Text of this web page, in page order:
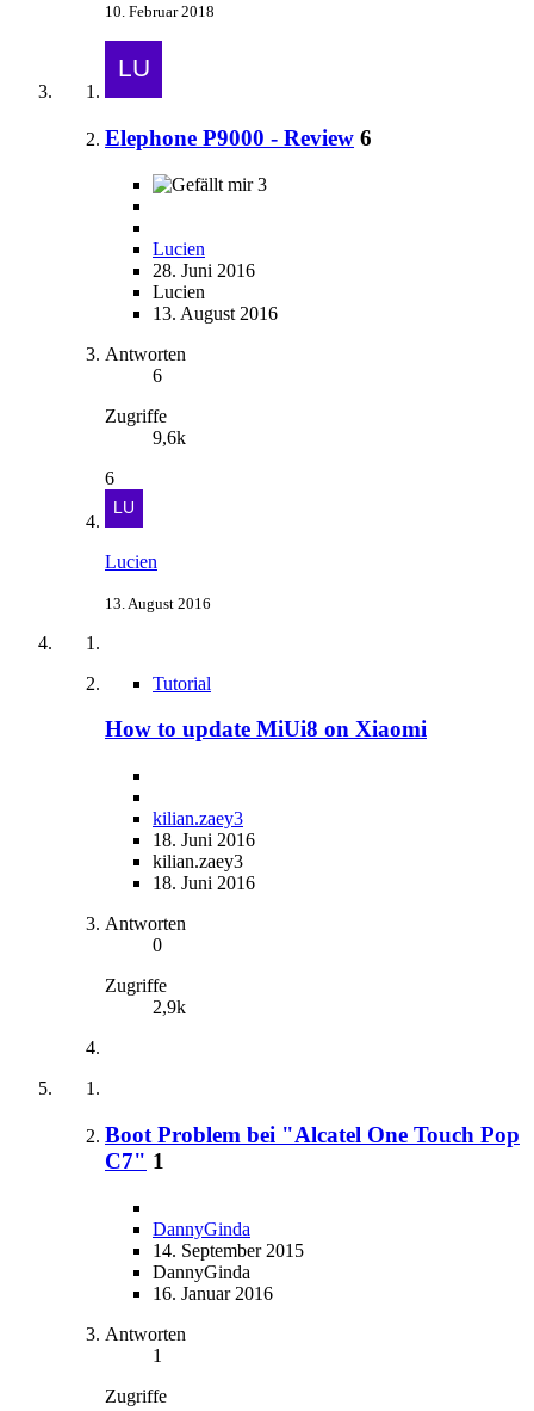
10. Februar 2018
Elephone P9000 - Review 6
3
Lucien
28. Juni 2016
Lucien
13. August 2016
Antworten
6
Zugriffe
9,6k
6
Lucien
13. August 2016
Tutorial
How to update MiUi8 on Xiaomi
kilian.zaey3
18. Juni 2016
kilian.zaey3
18. Juni 2016
Antworten
0
Zugriffe
2,9k
Boot Problem bei "Alcatel One Touch Pop
C7" 1
DannyGinda
14. September 2015
DannyGinda
16. Januar 2016
Antworten
1
Zugriffe